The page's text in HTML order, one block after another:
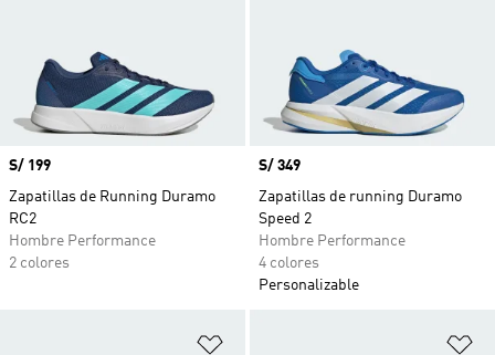
Precio
S/ 199
Zapatillas de Running Duramo
RC2
Hombre Performance
2 colores
Precio
S/ 349
Zapatillas de running Duramo
Speed 2
Hombre Performance
4 colores
Personalizable